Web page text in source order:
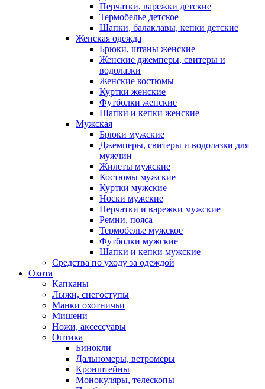
Перчатки, варежки детские
Термобелье детское
Шапки, балаклавы, кепки детские
Женская одежда
Брюки, штаны женские
Женские джемперы, свитеры и
водолазки
Женские костюмы
Куртки женские
Футболки женские
Шапки и кепки женские
Мужская
Брюки мужские
Джемперы, свитеры и водолазки для
мужчин
Жилеты мужские
Костюмы мужские
Куртки мужские
Носки мужские
Перчатки и варежки мужские
Ремни, пояса
Термобелье мужское
Футболки мужские
Шапки и кепки мужские
Средства по уходу за одеждой
Охота
Капканы
Лыжи, снегоступы
Манки охотничьи
Мишени
Ножи, аксессуары
Оптика
Бинокли
Дальномеры, ветромеры
Кронштейны
Монокуляры, телескопы